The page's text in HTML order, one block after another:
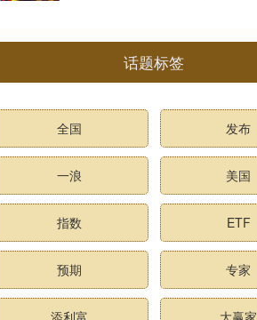
话题标签
全国 发布
一浪 美国
指数 ETF
预期 专家